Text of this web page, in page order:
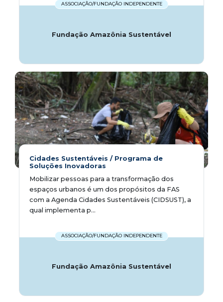
ASSOCIAÇÃO/FUNDAÇÃO INDEPENDENTE
Fundação Amazônia Sustentável
Cidades Sustentáveis / Programa de
Soluções Inovadoras
Mobilizar pessoas para a transformação dos
espaços urbanos é um dos propósitos da FAS
com a Agenda Cidades Sustentáveis (CIDSUST), a
qual implementa p...
ASSOCIAÇÃO/FUNDAÇÃO INDEPENDENTE
Fundação Amazônia Sustentável